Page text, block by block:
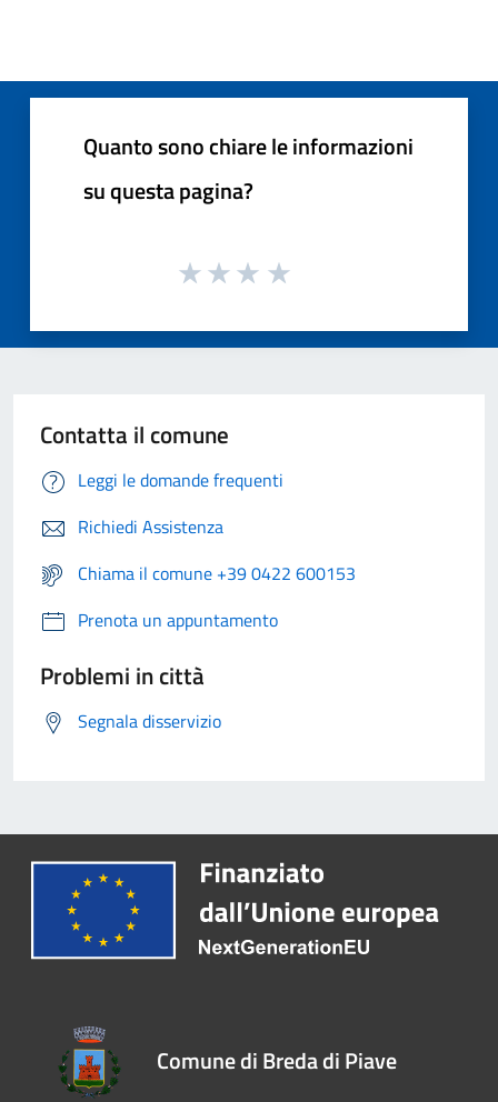
Quanto sono chiare le informazioni
su questa pagina?
Contatta il comune
Leggi le domande frequenti
Richiedi Assistenza
Chiama il comune +39 0422 600153
Prenota un appuntamento
Problemi in città
Segnala disservizio
Comune di Breda di Piave